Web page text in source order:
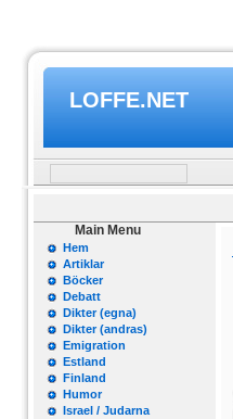
LOFFE.NET
Main Menu
Hem
Artiklar
Böcker
Debatt
Dikter (egna)
Dikter (andras)
Emigration
Estland
Finland
Humor
Israel / Judarna